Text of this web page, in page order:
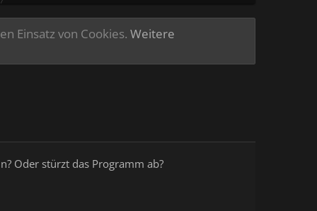
Einsatz von Cookies. Weitere
Oder stürzt das Programm ab?